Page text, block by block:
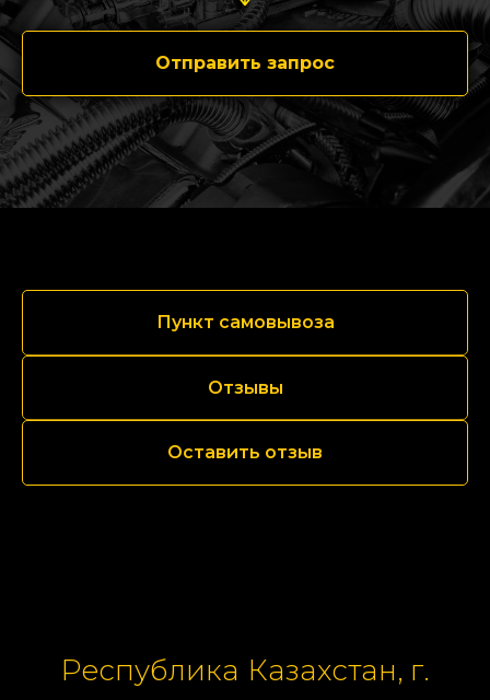
Отправить запрос
Пункт самовывоза
Отзывы
Оставить отзыв
Республика Казахстан, г.